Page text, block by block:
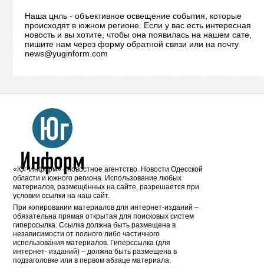
Наша цнль - объективное освещение события, которые
происходят в южном регионе. Если у вас есть интересная
новость и вы хотите, чтобы она появилась на нашем сате,
пишите нам через форму обратной связи или на почту
news@yuginform.com
«Юг-Информ» - новостное агентство. Новости Одесской
области и южного региона. Использование любых
материалов, размещённых на сайте, разрешается при
условии ссылки на наш сайт.
При копировании материалов для интернет-изданий –
обязательна прямая открытая для поисковых систем
гиперссылка. Ссылка должна быть размещена в
независимости от полного либо частичного
использования материалов. Гиперссылка (для
интернет- изданий) – должна быть размещена в
подзаголовке или в первом абзаце материала.